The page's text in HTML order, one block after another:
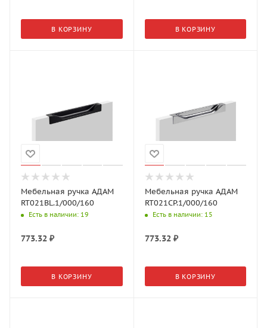
В КОРЗИНУ В КОРЗИНУ
Мебельная ручка АДАМ
RT021BL.1/000/160
Есть в наличии: 19
773.32 ₽
В КОРЗИНУ
Мебельная ручка АДАМ
RT021CP.1/000/160
Есть в наличии: 15
773.32₽
В КОРЗИНУ